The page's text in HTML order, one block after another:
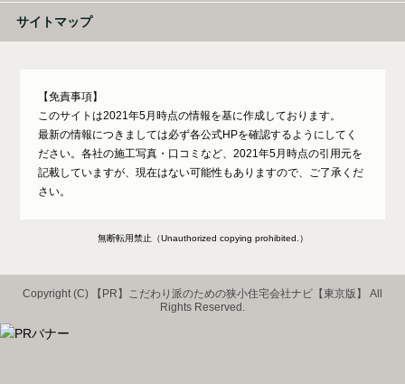
サイトマップ
【免責事項】
このサイトは2021年5月時点の情報を基に作成しております。
最新の情報につきましては必ず各公式HPを確認するようにしてく
ださい。各社の施工写真・口コミなど、2021年5月時点の引用元を
記載していますが、現在はない可能性もありますので、ご了承くだ
さい。
無断転用禁止（Unauthorized copying prohibited.）
Copyright (C) こだわり派のための狭小住宅会社ナビ【東京版】
All
Rights Reserved.